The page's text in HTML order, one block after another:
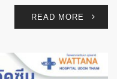
READ MORE